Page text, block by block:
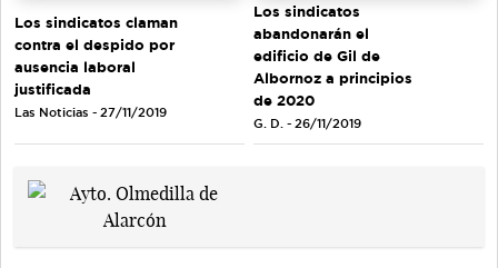
Los sindicatos claman
contra el despido por
ausencia laboral
justificada
Las Noticias - 27/11/2019
Los sindicatos
abandonarán el
edificio de Gil de
Albornoz a principios
de 2020
G. D. - 26/11/2019